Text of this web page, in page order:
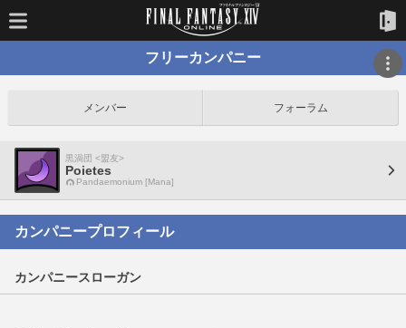
フリーカンパニー
メンバー フォーラム
黒渦団 <盟友>
Poietes
Pandaemonium [Mana]
カンパニープロフィール
カンパニースローガン